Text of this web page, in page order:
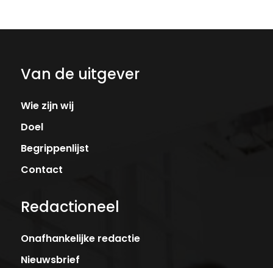
Van de uitgever
Wie zijn wij
Doel
Begrippenlijst
Contact
Redactioneel
Onafhankelijke redactie
Nieuwsbrief